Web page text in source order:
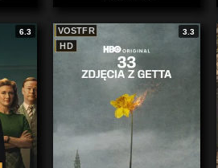
6.3
HD
VOSTFR 3.3